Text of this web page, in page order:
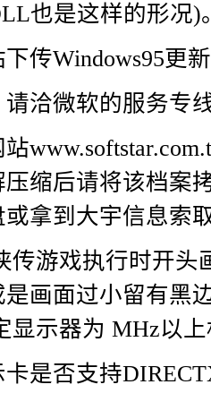
也是这样的形况)
传Windows95更
洽微软的服务专
缩后请将该档案
拿到大宇信息索
传游戏执行时开
画面过小留有黑
显示器为 MHz以
是否支持